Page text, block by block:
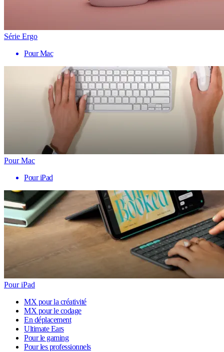
Série Ergo
Pour Mac
Pour Mac
Pour iPad
Pour iPad
MX pour la créativité
MX pour le codage
En déplacement
Ultimate Ears
Pour le gaming
Pour les professionnels